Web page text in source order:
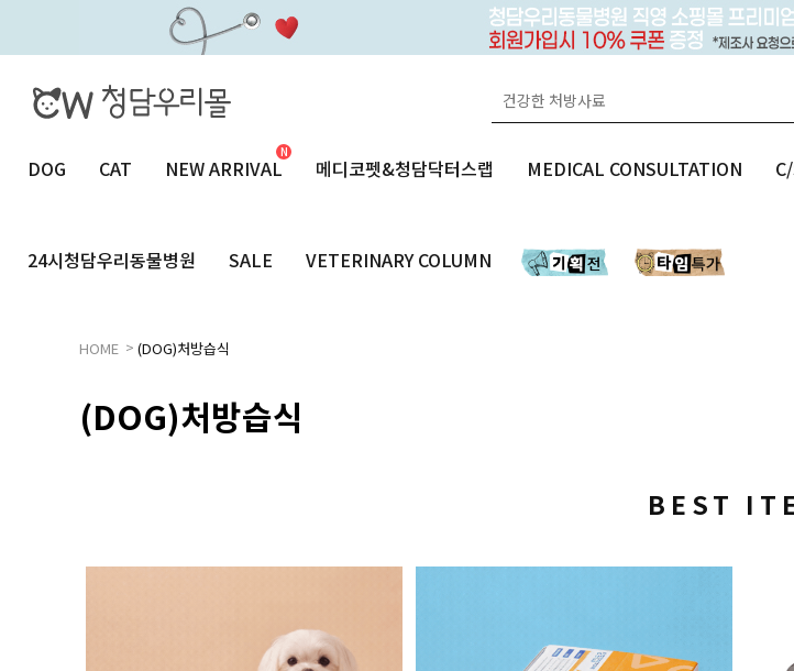
DOG CAT NEW ARRIVAL 메디코펫&청담닥터스랩 MEDICAL CONSULTATION
24시청담우리동물병원 SALE VETERINARY COLUMN
HOME > (DOG)처방습식
(DOG)처방습식
BEST